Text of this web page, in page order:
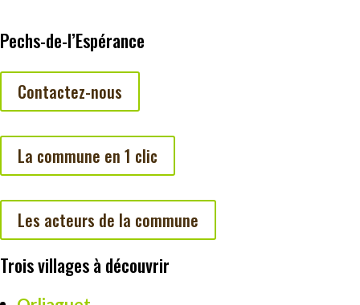
Pechs-de-l’Espérance
Contactez-nous
La commune en 1 clic
Les acteurs de la commune
Trois villages à découvrir